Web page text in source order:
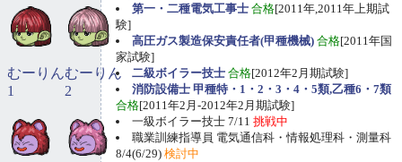
第一・二種電気工事士 合格[2011年,2011年上期試
験]
高圧ガス製造保安責任者(甲種機械) 合格[2011年国
家試験]
二級ボイラー技士 合格[2012年2月期試験]
消防設備士 甲種特・1・2・3・4・5類,乙種6・7類
合格[2011年2月-2012年2月期試験]
一級ボイラー技士 7/11 挑戦中
職業訓練指導員 電気通信科・情報処理科・測量科
8/4(6/29) 検討中
むーりん
1
むーりん
2